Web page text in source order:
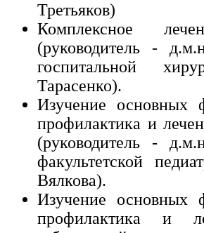
Третьяков)
Комплексное
(руководитель -
госпитальной
Тарасенко).
Изучение основных
профилактика и
(руководитель -
факультетской
Вялкова).
Изучение основных
профилактика и